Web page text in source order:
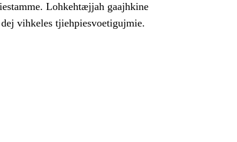
Lohkehtæjjah gaajhkine
vihkeles tjiehpiesvoetigujmie.